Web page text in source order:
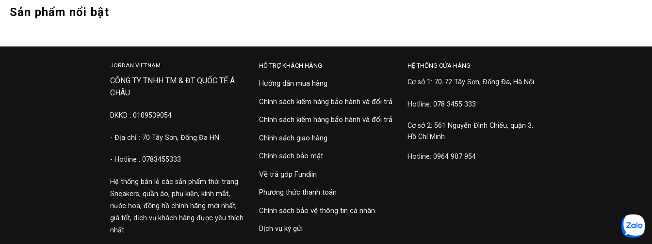
Sản phẩm nổi bật
JORDAN VIETNAM
CÔNG TY TNHH TM & ĐT QUỐC TẾ Á
CHÂU
DKKD : 0109539054
- Địa chỉ : 70 Tây Sơn, Đống Đa HN
- Hotline : 0783455333
Hệ thống bán lẻ các sản phẩm thời trang
Sneakers, quần áo, phụ kiện, kính mắt,
nước hoa, đồng hồ chính hãng mới nhất,
giá tốt, dịch vụ khách hàng được yêu thích
nhất.
HỖ TRỢ KHÁCH HÀNG
Hướng dẫn mua hàng
Chính sách kiểm hàng bảo hành và đổi trả
Chính sách kiểm hàng bảo hành và đổi trả
Chính sách giao hàng
Chính sách bảo mật
Về trả góp Fundiin
Phương thức thanh toán
Chính sách bảo vệ thông tin cá nhân
Dịch vụ ký gửi
HỆ THỐNG CỬA HÀNG
Cơ sở 1: 70-72 Tây Sơn, Đống Đa, Hà Nội
Hotline: 078 3455 333
Cơ sở 2: 561 Nguyễn Đình Chiểu, quận 3,
Hồ Chí Minh
Hotline: 0964 907 954